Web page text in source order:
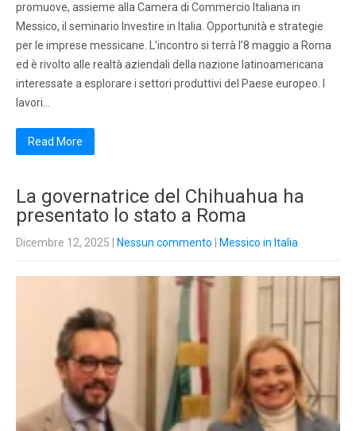
promuove, assieme alla Camera di Commercio Italiana in
Messico, il seminario Investire in Italia. Opportunità e strategie
per le imprese messicane. L’incontro si terrà l’8 maggio a Roma
ed è rivolto alle realtà aziendali della nazione latinoamericana
interessate a esplorare i settori produttivi del Paese europeo. I
lavori…
Read More
La governatrice del Chihuahua ha
presentato lo stato a Roma
Dicembre 12, 2025 Nessun commento Messico in Italia